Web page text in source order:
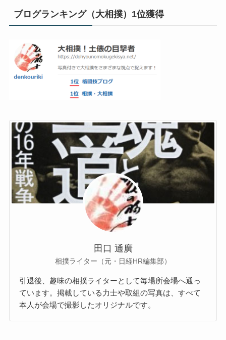
ブログランキング（大相撲）1位獲得
田口 通廣
相撲ライター（元・日経HR編集部）
引退後、趣味の相撲ライターとして毎場所会場へ通っ
ています。掲載している力士や取組の写真は、すべて
本人が会場で撮影したオリジナルです。